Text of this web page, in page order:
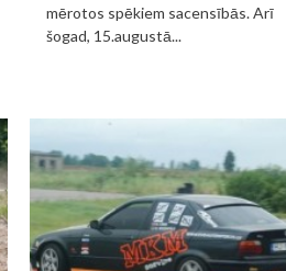
mērotos spēkiem sacensībās. Arī
šogad, 15.augustā...